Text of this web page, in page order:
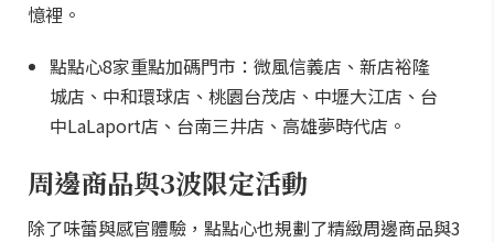
憶裡。
點點心8家重點加碼門市：微風信義店、新店裕隆
城店、中和環球店、桃園台茂店、中壢大江店、台
中LaLaport店、台南三井店、高雄夢時代店。
周邊商品與3波限定活動
除了味蕾與感官體驗，點點心也規劃了精緻周邊商品與3